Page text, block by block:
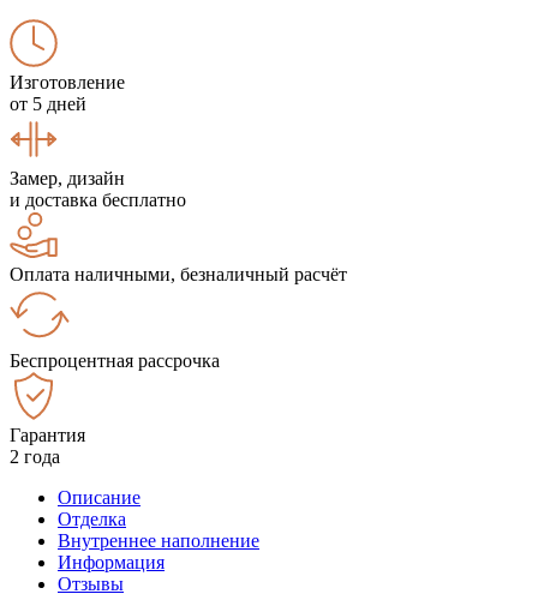
Изготовление
от 5 дней
Замер, дизайн
и доставка бесплатно
Оплата наличными, безналичный расчёт
Беспроцентная рассрочка
Гарантия
2 года
Описание
Отделка
Внутреннее наполнение
Информация
Отзывы